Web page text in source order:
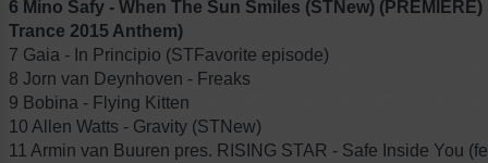
6 Mino Safy - When The Sun Smiles (STNew)
Trance 2015 Anthem)
7 Gaia - In Principio (STFavorite episode)
8 Jorn van Deynhoven - Freaks
9 Bobina - Flying Kitten
10 Allen Watts - Gravity (STNew)
11 Armin van Buuren pres. RISING STAR - Safe Inside You